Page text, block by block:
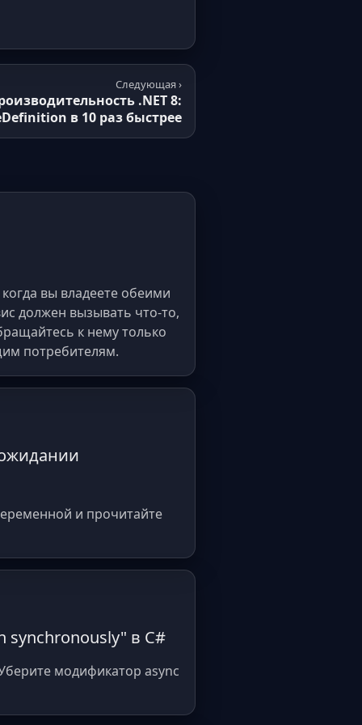
Следующая ›
.NET 8:
в 10 раз быстрее
вы владеете обеими
должен вызывать что-то,
к нему только
потребителям.
и прочитайте
synchronously" в C#
модификатор async